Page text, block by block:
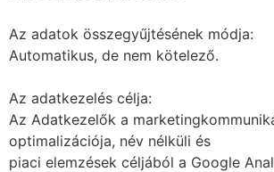
Az adatok összegyűjtésének módja:
Automatikus, de nem kötelező.
Az adatkezelés célja:
Az Adatkezelők a
optimalizációja, név nélküli és
piaci elemzések céljából a Google